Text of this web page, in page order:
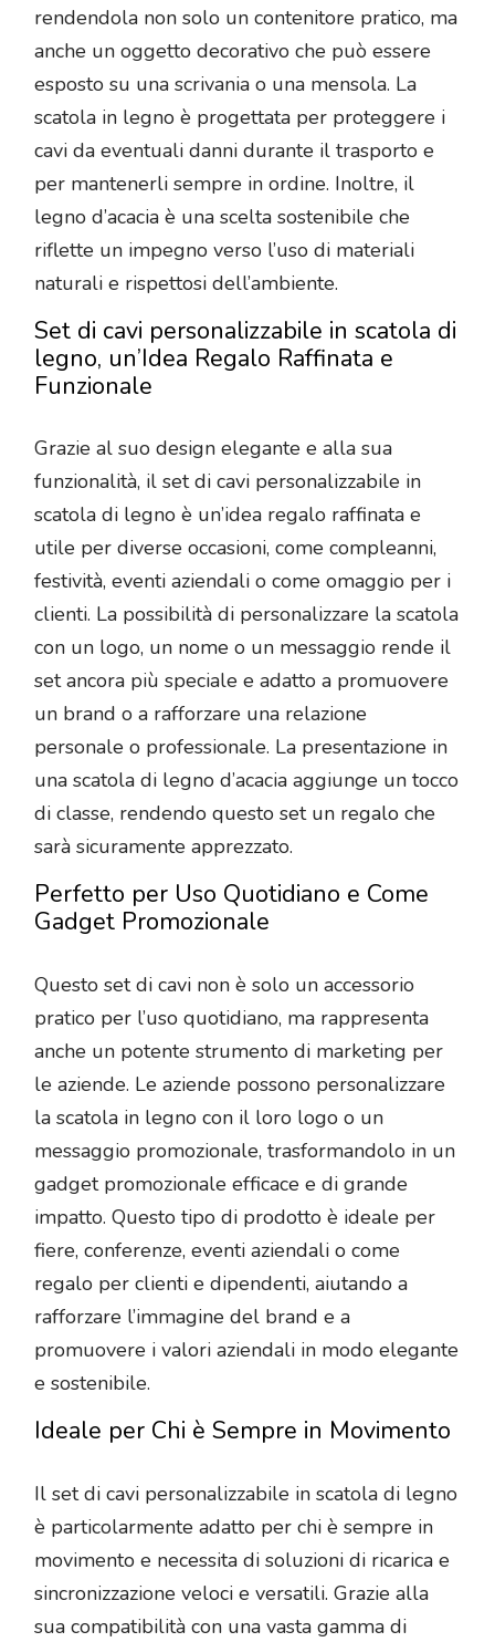
rendendola non solo un contenitore pratico, ma
anche un oggetto decorativo che può essere
esposto su una scrivania o una mensola. La
scatola in legno è progettata per proteggere i
cavi da eventuali danni durante il trasporto e
per mantenerli sempre in ordine. Inoltre, il
legno d’acacia è una scelta sostenibile che
riflette un impegno verso l’uso di materiali
naturali e rispettosi dell’ambiente.
Set di cavi personalizzabile in scatola di
legno, un’Idea Regalo Raffinata e
Funzionale
Grazie al suo design elegante e alla sua
funzionalità, il set di cavi personalizzabile in
scatola di legno è un’idea regalo raffinata e
utile per diverse occasioni, come compleanni,
festività, eventi aziendali o come omaggio per i
clienti. La possibilità di personalizzare la scatola
con un logo, un nome o un messaggio rende il
set ancora più speciale e adatto a promuovere
un brand o a rafforzare una relazione
personale o professionale. La presentazione in
una scatola di legno d’acacia aggiunge un tocco
di classe, rendendo questo set un regalo che
sarà sicuramente apprezzato.
Perfetto per Uso Quotidiano e Come
Gadget Promozionale
Questo set di cavi non è solo un accessorio
pratico per l’uso quotidiano, ma rappresenta
anche un potente strumento di marketing per
le aziende. Le aziende possono personalizzare
la scatola in legno con il loro logo o un
messaggio promozionale, trasformandolo in un
gadget promozionale efficace e di grande
impatto. Questo tipo di prodotto è ideale per
fiere, conferenze, eventi aziendali o come
regalo per clienti e dipendenti, aiutando a
rafforzare l’immagine del brand e a
promuovere i valori aziendali in modo elegante
e sostenibile.
Ideale per Chi è Sempre in Movimento
Il set di cavi personalizzabile in scatola di legno
è particolarmente adatto per chi è sempre in
movimento e necessita di soluzioni di ricarica e
sincronizzazione veloci e versatili. Grazie alla
sua compatibilità con una vasta gamma di